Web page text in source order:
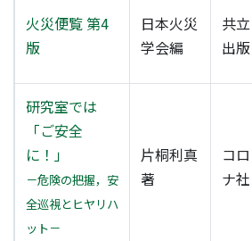
火災便覧 第4
版
日本火災
学会編
共立
出版
研究室では
「ご安全
に！」
－危険の把握，安
全巡視とヒヤリハ
ット－
片桐利真
著
コロ
ナ社